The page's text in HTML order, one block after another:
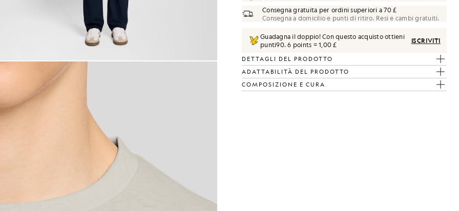
uomo indossa una maglietta in misto lino color Cove
Consegna gratuita per ordini superiori a 70 £
Consegna a domicilio e punti di ritiro. Resi e cambi gratuiti.
Guadagna il doppio! Con questo acquisto ottieni
punti90.6 points = 1,00 £ ISCRIVITI
DETTAGLI DEL PRODOTTO
ADATTABILITÀ DEL PRODOTTO
COMPOSIZIONE E CURA